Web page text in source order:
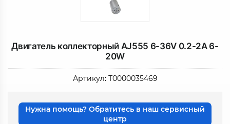
Двигатель коллекторный AJ555 6-36V 0.2-2A 6-
20W
Артикул: Т0000035469
Нужна помощь? Обратитесь в наш сервисный
центр